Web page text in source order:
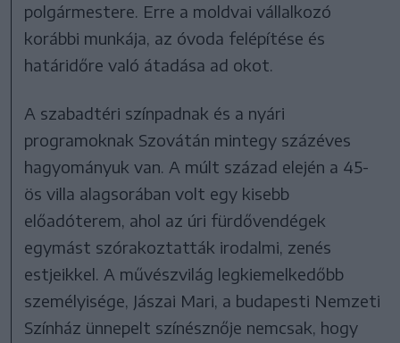
polgármestere. Erre a moldvai vállalkozó
korábbi munkája, az óvoda felépítése és
határidőre való átadása ad okot.
A szabadtéri színpadnak és a nyári
programoknak Szovátán mintegy százéves
hagyományuk van. A múlt század elején a 45-
ös villa alagsorában volt egy kisebb
előadóterem, ahol az úri fürdővendégek
egymást szórakoztatták irodalmi, zenés
estjeikkel. A művészvilág legkiemelkedőbb
személyisége, Jászai Mari, a budapesti Nemzeti
Színház ünnepelt színésznője nemcsak, hogy